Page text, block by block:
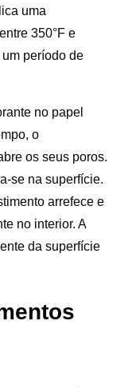
uma
350°F e
um período de
no papel
o
os seus poros.
se na superfície.
arrefece e
no interior. A
da superfície